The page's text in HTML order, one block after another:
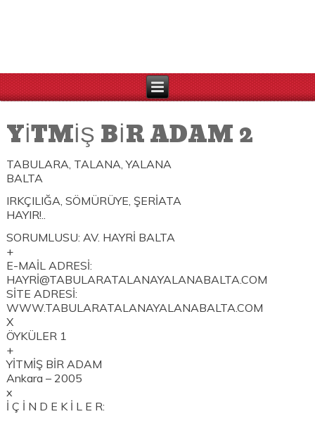
YİTMİŞ BİR ADAM 2
TABULARA, TALANA, YALANA
BALTA
IRKÇILIĞA, SÖMÜRÜYE, ŞERİATA
HAYIR!..
SORUMLUSU: AV. HAYRİ BALTA
+
E-MAİL ADRESİ:
HAYRİ@TABULARATALANAYALANABALTA.COM
SİTE ADRESİ:
WWW.TABULARATALANAYALANABALTA.COM
X
ÖYKÜLER 1
+
YİTMİŞ BİR ADAM
Ankara – 2005
x
İ Ç İ N D E K İ L E R: